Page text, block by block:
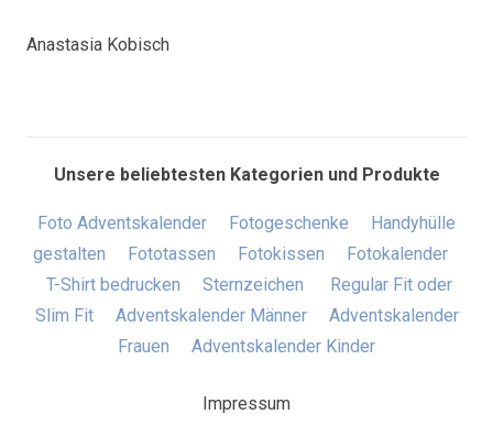
Anastasia Kobisch
Unsere beliebtesten Kategorien und Produkte
Foto Adventskalender Fotogeschenke
Handyhülle
gestalten
Fototassen Fotokissen
Fotokalender
T-Shirt bedrucken
Sternzeichen
Regular Fit oder
Slim Fit
Adventskalender Männer
Adventskalender
Frauen
Adventskalender Kinder
Impressum